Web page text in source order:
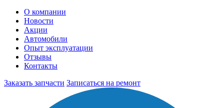
О компании
Новости
Акции
Автомобили
Опыт эксплуатации
Отзывы
Контакты
Заказать запчасти Записаться на ремонт